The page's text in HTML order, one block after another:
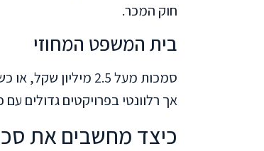
חוק המכר.
בית המשפט המחוזי
סמכות מעל 2.5
אך רלוונטי בפרויקטים גדולים עם
כיצד מחשבים את